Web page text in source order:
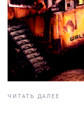
ЧИТАТЬ ДАЛЕЕ